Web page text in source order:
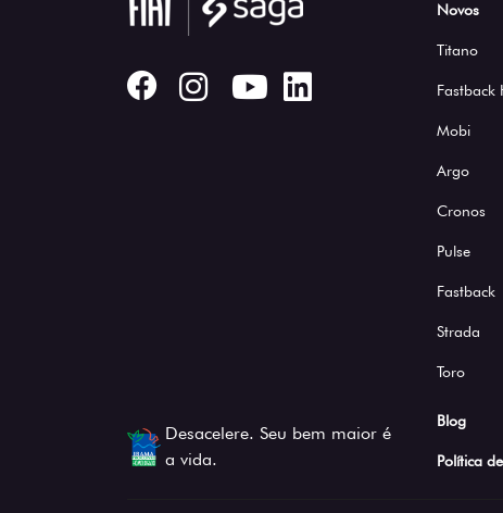
Desacelere. Seu bem maior é
a vida.
Novos
Titano
Fastback
Mobi
Argo
Cronos
Pulse
Fastback
Strada
Toro
Blog
Política